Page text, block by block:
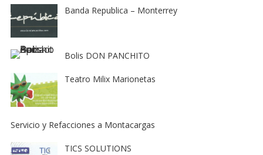
Banda Republica – Monterrey
Bolis DON PANCHITO
Teatro Milix Marionetas
Servicio y Refacciones a Montacargas
TICS SOLUTIONS